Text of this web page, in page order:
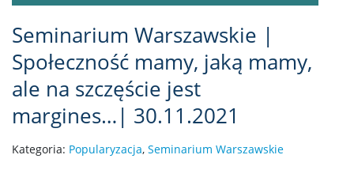
Seminarium Warszawskie |
Społeczność mamy, jaką mamy,
ale na szczęście jest
margines…| 30.11.2021
Kategoria: Popularyzacja, Seminarium Warszawskie